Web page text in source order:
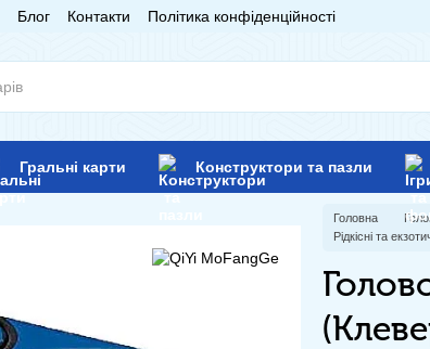
Блог Контакти Політика конфіденційності
Гральні карти Конструктори та пазли
Головна
Рідкісні та